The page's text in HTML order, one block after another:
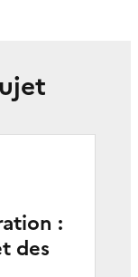
:
des